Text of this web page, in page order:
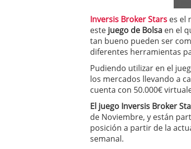
a los costes
¿Cuánto
Inversis Broker Stars es el
este juego de Bolsa en el
tan bueno pueden ser
diferentes herramientas
Pudiendo utilizar en el
los mercados llevando a
cuenta con 50.000€
El juego Inversis Broker
de Noviembre, y están
posición a partir de la
semanal.